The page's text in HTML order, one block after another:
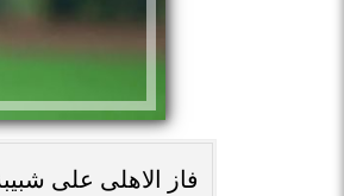
فاز الاهلى على